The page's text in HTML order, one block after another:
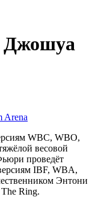
Джошуа
Arena
WBC, WBO,
весовой
проведёт
IBF, WBA,
Энтони
Ring.